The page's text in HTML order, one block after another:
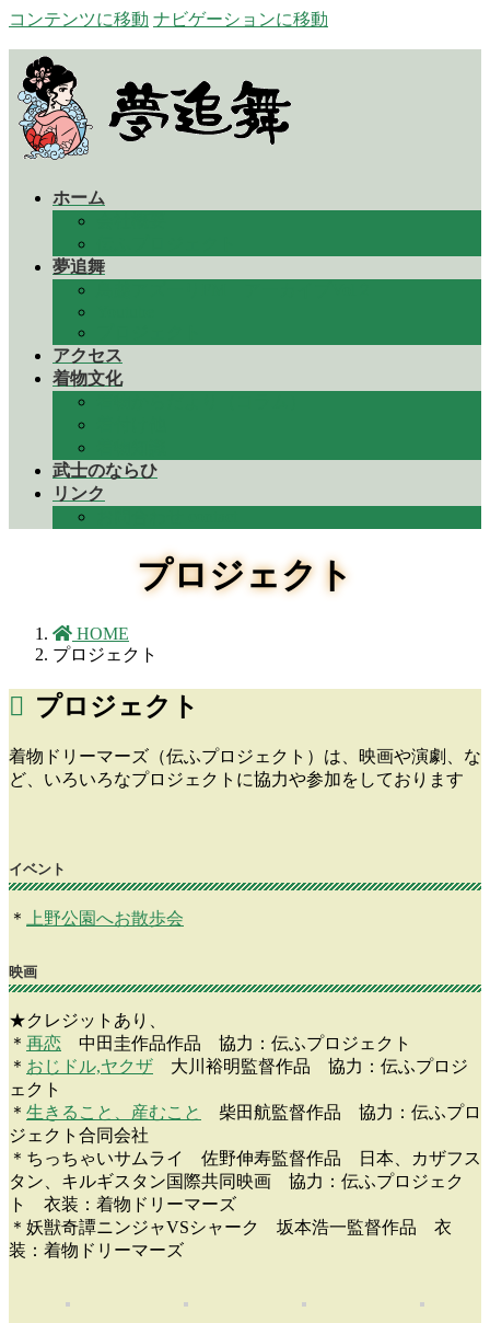
コンテンツに移動 ナビゲーションに移動
ホーム
夢追舞
アクセス
着物文化
武士のならひ
リンク
プロジェクト
HOME
プロジェクト
プロジェクト
着物ドリーマーズ（伝ふプロジェクト）は、映画や演劇、な
ど、いろいろなプロジェクトに協力や参加をしております
イベント
＊ 上野公園へお散歩会
映画
★クレジットあり、
＊ 再恋 中田圭作品作品 協力：伝ふプロジェクト
＊ おじドル,ヤクザ 大川裕明監督作品 協力：伝ふプロジ
ェクト
＊ 生きること、産むこと
柴田航監督作品 協力：伝ふプロ
ジェクト合同会社
＊ちっちゃいサムライ 佐野伸寿監督作品 日本、カザフス
タン、キルギスタン国際共同映画 協力：伝ふプロジェク
ト 衣装：着物ドリーマーズ
＊妖獣奇譚ニンジャVSシャーク 坂本浩一監督作品 衣
装：着物ドリーマーズ